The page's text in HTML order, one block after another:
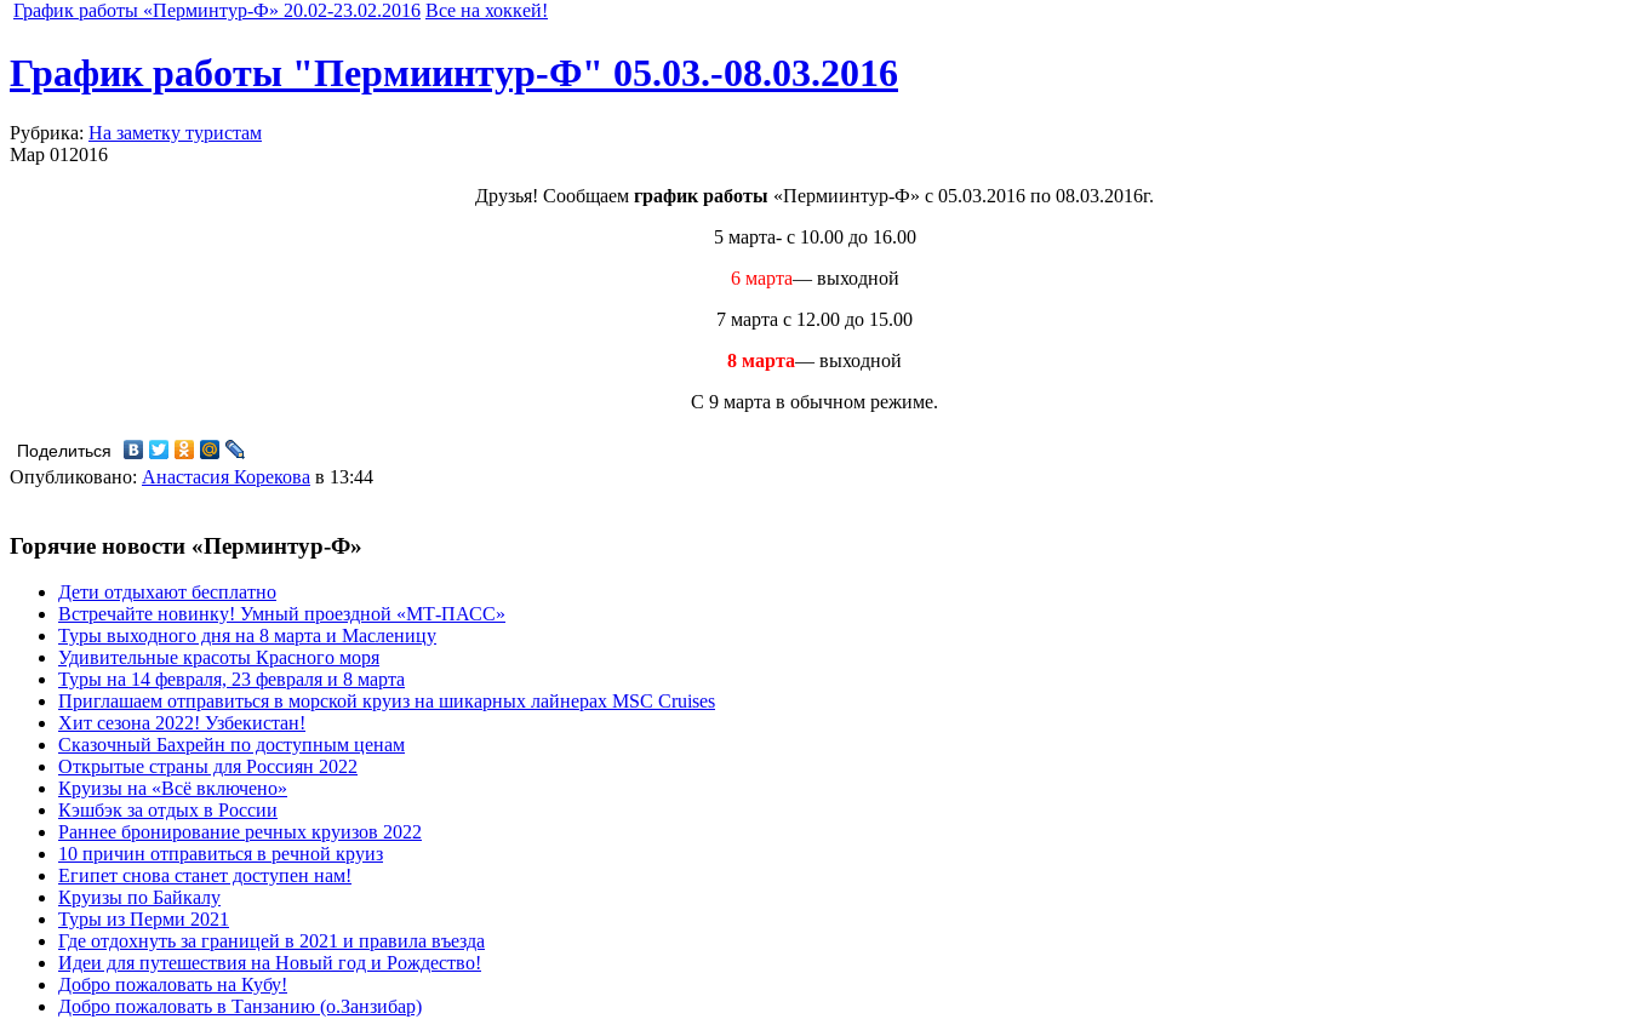
График работы «Перминтур-Ф» 20.02-23.02.2016 Все на хоккей!
График работы "Пермиинтур-Ф" 05.03.-08.03.2016
Рубрика: На заметку туристам
Мар 01 2016
Друзья! Сообщаем график работы «Пермиинтур-Ф» с 05.03.2016 по 08.03.2016г.
5 марта- с 10.00 до 16.00
6 марта— выходной
7 марта с 12.00 до 15.00
8 марта— выходной
С 9 марта в обычном режиме.
Поделиться
Опубликовано: Анастасия Корекова в 13:44
Горячие новости «Перминтур-Ф»
Дети отдыхают бесплатно
Встречайте новинку! Умный проездной «МТ-ПАСС»
Туры выходного дня на 8 марта и Масленицу
Удивительные красоты Красного моря
Туры на 14 февраля, 23 февраля и 8 марта
Приглашаем отправиться в морской круиз на шикарных лайнерах MSC Cruises
Хит сезона 2022! Узбекистан!
Сказочный Бахрейн по доступным ценам
Открытые страны для Россиян 2022
Круизы на «Всё включено»
Кэшбэк за отдых в России
Раннее бронирование речных круизов 2022
10 причин отправиться в речной круиз
Египет снова станет доступен нам!
Круизы по Байкалу
Туры из Перми 2021
Где отдохнуть за границей в 2021 и правила въезда
Идеи для путешествия на Новый год и Рождество!
Добро пожаловать на Кубу!
Добро пожаловать в Танзанию (о.Занзибар)